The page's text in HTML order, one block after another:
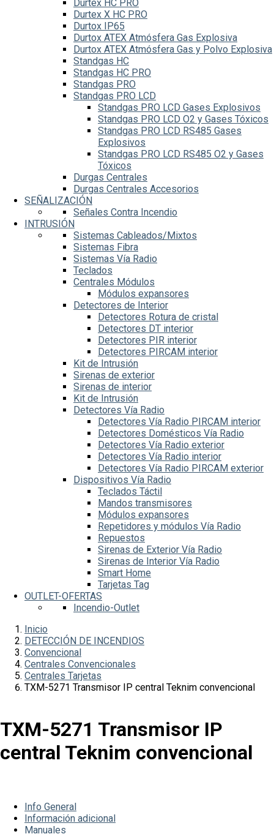
Durtex HC PRO
Durtex X HC PRO
Durtox IP65
Durtox ATEX Atmósfera Gas Explosiva
Durtox ATEX Atmósfera Gas y Polvo Explosiva
Standgas HC
Standgas HC PRO
Standgas PRO
Standgas PRO LCD
Standgas PRO LCD Gases Explosivos
Standgas PRO LCD O2 y Gases Tóxicos
Standgas PRO LCD RS485 Gases
Explosivos
Standgas PRO LCD RS485 O2 y Gases
Tóxicos
Durgas Centrales
Durgas Centrales Accesorios
SEÑALIZACIÓN
Señales Contra Incendio
INTRUSIÓN
Sistemas Cableados/Mixtos
Sistemas Fibra
Sistemas Vía Radio
Teclados
Centrales Módulos
Módulos expansores
Detectores de Interior
Detectores Rotura de cristal
Detectores DT interior
Detectores PIR interior
Detectores PIRCAM interior
Kit de Intrusión
Sirenas de exterior
Sirenas de interior
Kit de Intrusión
Detectores Vía Radio
Detectores Vía Radio PIRCAM interior
Detectores Domésticos Vía Radio
Detectores Vía Radio exterior
Detectores Vía Radio interior
Detectores Vía Radio PIRCAM exterior
Dispositivos Vía Radio
Teclados Táctil
Mandos transmisores
Módulos expansores
Repetidores y módulos Vía Radio
Repuestos
Sirenas de Exterior Vía Radio
Sirenas de Interior Vía Radio
Smart Home
Tarjetas Tag
OUTLET-OFERTAS
Incendio-Outlet
Inicio
DETECCIÓN DE INCENDIOS
Convencional
Centrales Convencionales
Centrales Tarjetas
TXM-5271 Transmisor IP central Teknim convencional
TXM-5271 Transmisor IP
central Teknim convencional
Info General
Información adicional
Manuales